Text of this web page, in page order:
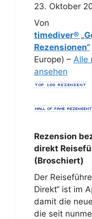
23. Oktober
Von
timediver®
Rezensionen“
Europe) – Alle
ansehen
Rezension
direkt
(Broschiert)
Der
Direkt“ ist im
damit die
die seit